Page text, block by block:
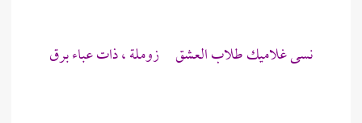
نسى غلاميك طلاب العشق زوملة ، ذات عباء برق